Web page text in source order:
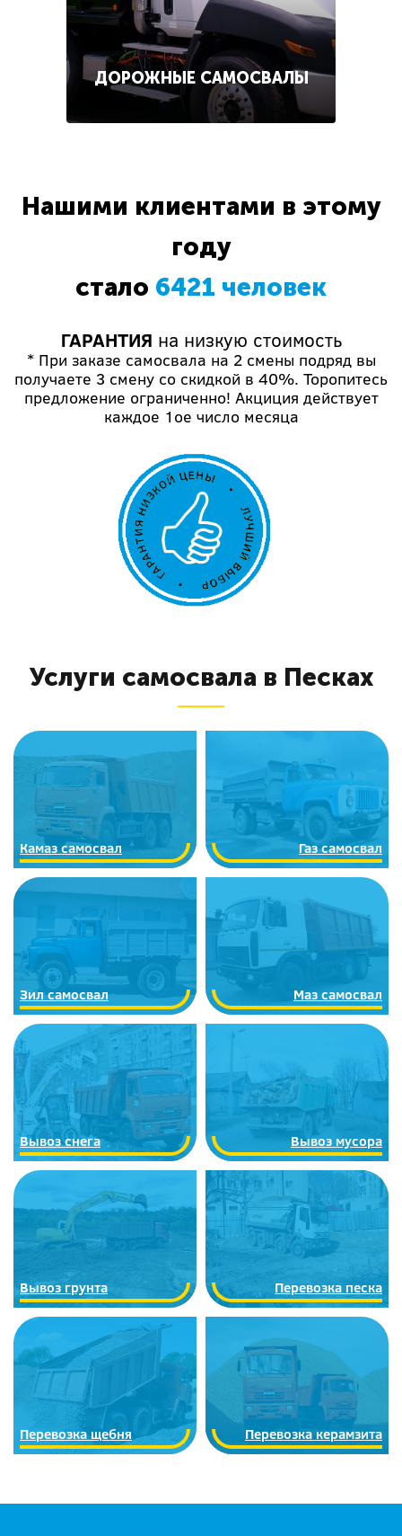
ДОРОЖНЫЕ САМОСВАЛЫ
Нашими клиентами в этому
году
стало 6421 человек
ГАРАНТИЯ на низкую стоимость
* При заказе самосвала на 2 смены подряд вы
получаете 3 смену со скидкой в 40%. Торопитесь
предложение ограниченно! Акциция действует
каждое 1ое число месяца
Услуги самосвала в Песках
Камаз самосвал Газ самосвал
Зил самосвал Маз самосвал
Вывоз снега Вывоз мусора
Вывоз грунта Перевозка песка
Перевозка щебня Перевозка керамзита